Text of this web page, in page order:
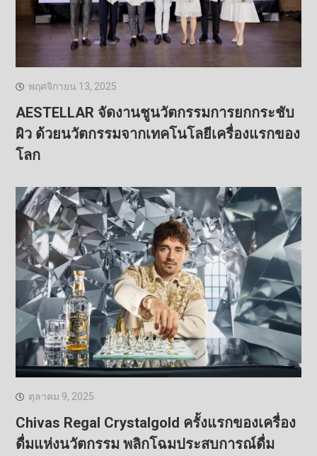
พฤศจิกายน 13, 2025
AESTELLAR จัดงานชูนวัตกรรมการยกกระชับ
ผิว ด้วยนวัตกรรมจากเทคโนโลยีเครื่องแรกของ
โลก
ตุลาคม 9, 2025
Chivas Regal Crystalgold ครั้งแรกของเครื่อง
ดื่มแห่งนวัตกรรม พลิกโฉมประสบการณ์ดื่ม